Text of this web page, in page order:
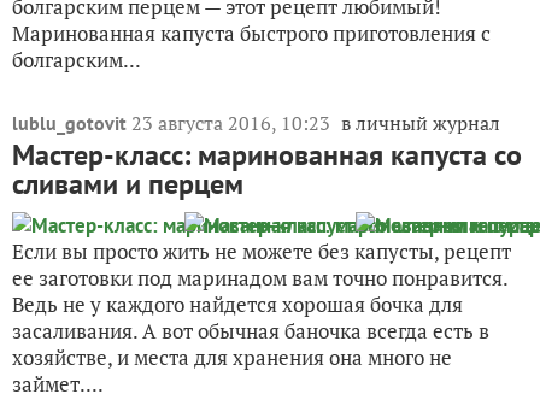
болгарским перцем — этот рецепт любимый!
Маринованная капуста быстрого приготовления с
болгарским...
lublu_gotovit 23 августа 2016, 10:23 в личный журнал
Мастер-класс: маринованная капуста со
сливами и перцем
Если вы просто жить не можете без капусты, рецепт
ее заготовки под маринадом вам точно понравится.
Ведь не у каждого найдется хорошая бочка для
засаливания. А вот обычная баночка всегда есть в
хозяйстве, и места для хранения она много не
займет....